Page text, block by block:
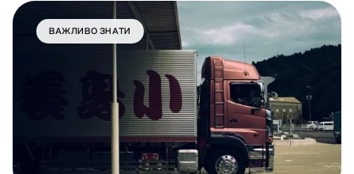
ВАЖЛИВО ЗНАТИ